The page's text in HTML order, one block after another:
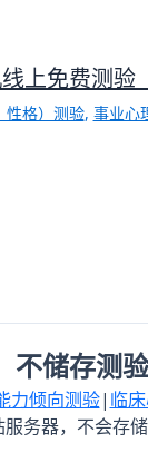
上免费测验
性格）测验, 事业心
不储存测
力倾向测验| 临
务器，不会存